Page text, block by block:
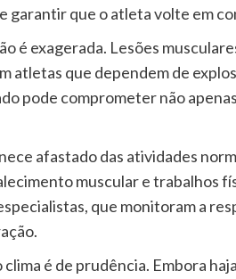
garantir que o atleta volte em
é exagerada. Lesões
atletas que dependem de
pode comprometer não
afastado das atividades
muscular e trabalhos
que monitoram a
clima é de prudência. Embora